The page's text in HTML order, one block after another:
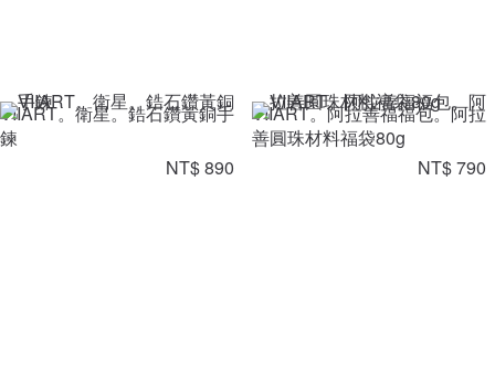
VIIART。衛星。鋯石鑽黃銅手
鍊
NT$ 890
VIIART。阿拉善福福包。阿拉
善圓珠材料福袋80g
NT$ 790